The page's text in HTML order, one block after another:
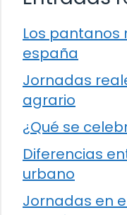
Los
españa
Jornadas
agrario
¿Qué se
Diferencias
urbano
Jornadas en